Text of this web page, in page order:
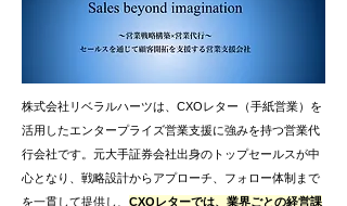
株式会社リベラルハーツは、CXOレター（手紙営業）を
活用したエンタープライズ営業支援に強みを持つ営業代
行会社です。元大手証券会社出身のトップセールスが中
心となり、戦略設計からアプローチ、フォロー体制まで
を一貫して提供し、 CXOレターでは、業界ごとの経営課